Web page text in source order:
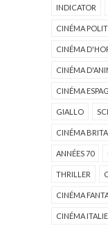
INDICATOR
CINÉMA
CINÉMA
CINÉMA
CINÉMA
GIALLO
CINÉMA
ANNÉES 70
THRILLER
CINÉMA
CINÉMA